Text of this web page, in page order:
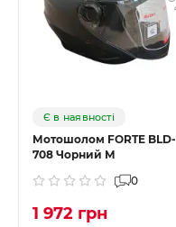
Є в наявності
Мотошолом FORTE BLD-
708 Чорний М
0
1 972 грн